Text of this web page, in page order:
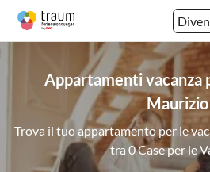
Appartamenti vacanza
Maurizio
Trova il tuo appartamento per le
tra 0 Case per le